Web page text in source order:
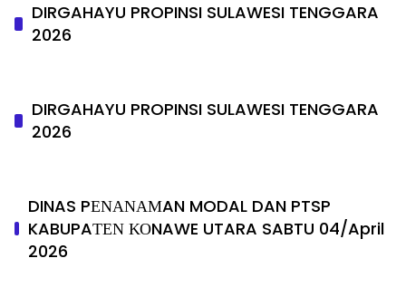
DIRGAHAYU PROPINSI SULAWESI TENGGARA
2026
DIRGAHAYU PROPINSI SULAWESI TENGGARA
2026
DINAS PΕΝΑΝΑΜAN MODAL DAN PTSP
KABUPAΤΕΝ ΚΟNAWE UTARA SABTU 04/April
2026